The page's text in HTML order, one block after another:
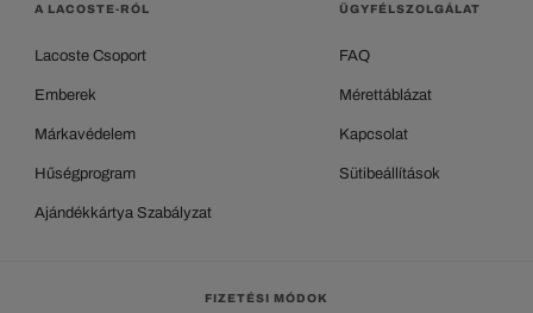
A LACOSTE-RÓL
Lacoste Csoport
Emberek
Márkavédelem
Hűségprogram
Ajándékkártya Szabályzat
ÜGYFÉLSZOLGÁLAT
FAQ
Mérettáblázat
Kapcsolat
Sütibeállítások
FIZETÉSI MÓDOK